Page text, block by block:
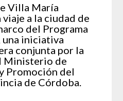
Villa María
a la ciudad de
del Programa
una iniciativa
conjunta por la
Ministerio de
Promoción del
de Córdoba.